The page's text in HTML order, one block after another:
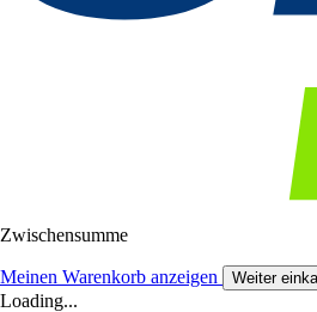
Zwischensumme
Meinen Warenkorb anzeigen Weiter
Loading...